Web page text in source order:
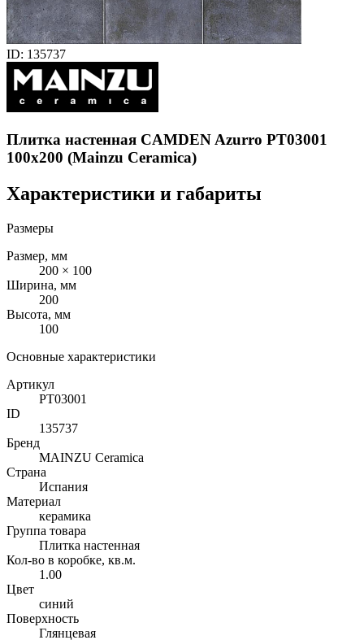
ID: 135737
Плитка настенная CAMDEN Azurro PT03001
100x200 (Mainzu Ceramica)
Характеристики и габариты
Размеры
Размер, мм
200 × 100
Ширина, мм
200
Высота, мм
100
Основные характеристики
Артикул
PT03001
ID
135737
Бренд
MAINZU Ceramica
Страна
Испания
Материал
керамика
Группа товара
Плитка настенная
Кол-во в коробке, кв.м.
1.00
Цвет
синий
Поверхность
Глянцевая